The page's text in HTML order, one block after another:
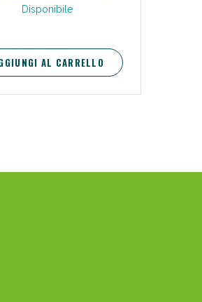
Disponibile
AL CARRELLO